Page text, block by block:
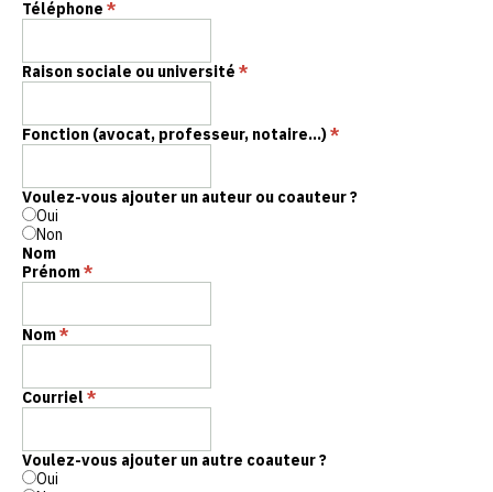
Téléphone *
Raison sociale ou université *
Fonction (avocat, professeur, notaire...)*
Voulez-vous ajouter un auteur ou coauteur ?
Oui
Non
Nom
Prénom*
Nom*
Courriel *
Voulez-vous ajouter un autre coauteur ?
Oui